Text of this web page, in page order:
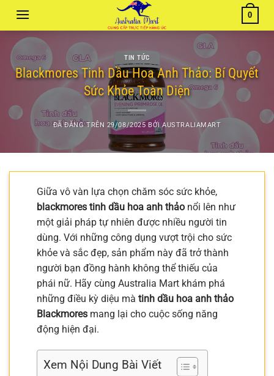
dung
0
TIN TỨC
Blackmores Tinh Dầu Hoa Anh Thảo: Bí Quyết
Sức Khỏe Toàn Diện
ĐÃ ĐĂNG TRÊN 29/08/2025 BỞIAUSTRALIAMART
Giữa vô vàn lựa chọn chăm sóc sức khỏe,
blackmores tinh dầu hoa anh thảo nổi lên như
một giải pháp tự nhiên được nhiều người tin
dùng. Với những công dụng vượt trội cho sức
khỏe và sắc đẹp, sản phẩm này đã trở thành
người bạn đồng hành không thể thiếu của
phái nữ. Hãy cùng Australia Mart khám phá
những điều kỳ diệu mà tinh dầu hoa anh thảo
Blackmores mang lại cho cuộc sống năng
động hiện đại.
Xem Nội Dung Bài Viết